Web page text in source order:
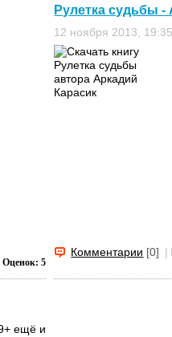
Оценок: 5
Рулетка судьбы -
12 ноября 2013, 19:35
Комментарии [0] |
ещё и